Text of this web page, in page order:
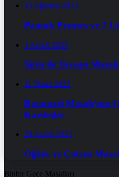
15 Ağustos 2023
Pamuk Prenses ve 7
1 Aralık 2023
Şirin ile Tavşan Masalı
11 Nisan 2023
Rapunzel Masalı’nın
Kardeşler
29 Aralık 2023
Oğlak ve Çoban
Binbir Gece Masalları